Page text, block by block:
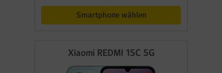
Smartphone wählen
Xiaomi REDMI 15C 5G